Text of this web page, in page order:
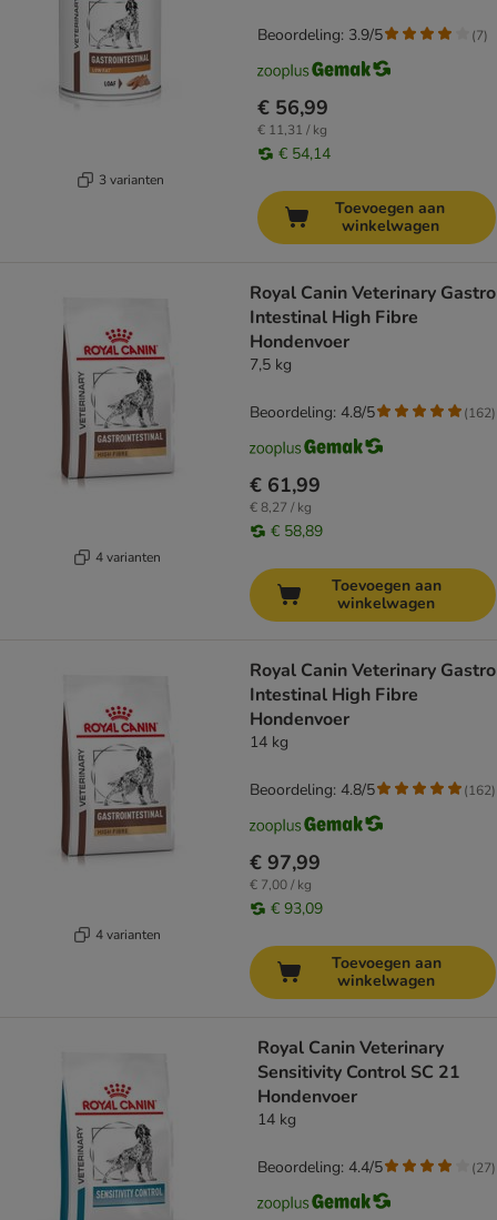
3 varianten
€ 56,99
€ 11,31 / kg
€ 54,14
Beoordeling: 3.9/5 (7)
Toevoegen aan
winkelwagen
4 varianten
Royal Canin Veterinary Gastro
Intestinal High Fibre
Hondenvoer
7,5 kg
€ 61,99
€ 8,27 / kg
€ 58,89
Beoordeling: 4.8/5 (162)
Toevoegen aan
winkelwagen
4 varianten
Royal Canin Veterinary Gastro
Intestinal High Fibre
Hondenvoer
14 kg
€ 97,99
€ 7,00 / kg
€ 93,09
Beoordeling: 4.8/5 (162)
Toevoegen aan
winkelwagen
Royal Canin Veterinary
Sensitivity Control SC 21
Hondenvoer
14 kg
Beoordeling: 4.4/5 (27)